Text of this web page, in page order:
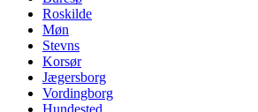
Roskilde
Møn
Stevns
Korsør
Jægersborg
Vordingborg
Hundested